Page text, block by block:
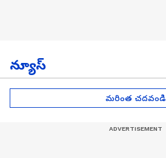
న్యూస్
మరింత చదవండి